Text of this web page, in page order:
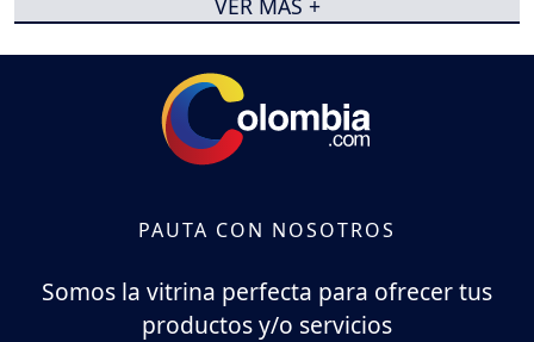
VER MÁS +
PAUTA CON NOSOTROS
Somos la vitrina perfecta para ofrecer tus
productos y/o servicios